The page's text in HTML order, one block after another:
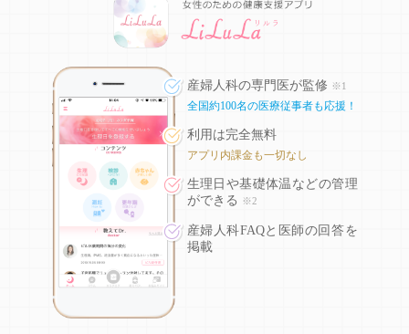
産婦人科の専門医が監修 ※1
全国約100名の医療従事者も応援！
利用は完全無料
アプリ内課金も一切なし
生理日や基礎体温などの管理
ができる
※2
産婦人科FAQと医師の回答を
掲載